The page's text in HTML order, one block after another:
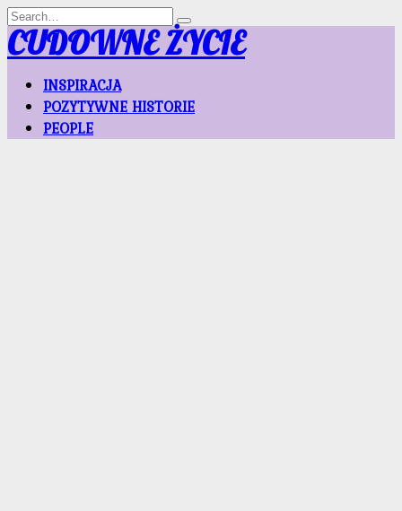
Skip
to
content
Search
for:
CUDOWNE ŻYCIE
INSPIRACJA
POZYTYWNE HISTORIE
PEOPLE